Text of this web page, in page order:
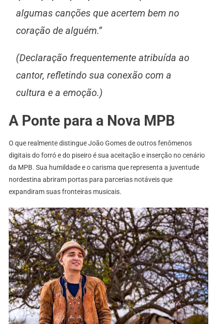
algumas canções que acertem bem no
coração de alguém.”
(Declaração frequentemente atribuída ao
cantor, refletindo sua conexão com a
cultura e a emoção.)
A Ponte para a Nova MPB
O que realmente distingue João Gomes de outros fenômenos
digitais do forró e do piseiro é sua aceitação e inserção no cenário
da MPB. Sua humildade e o carisma que representa a juventude
nordestina abriram portas para parcerias notáveis que
expandiram suas fronteiras musicais.